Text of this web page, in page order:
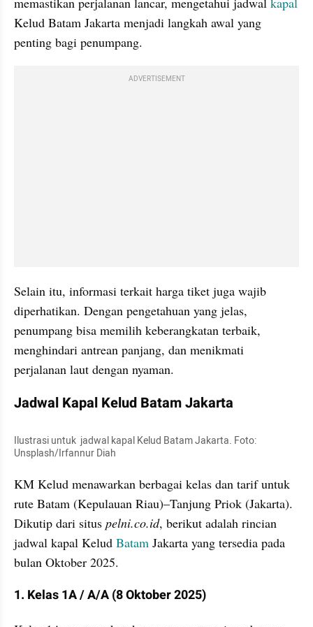
Kelud Batam Jakarta menjadi langkah awal yang
penting bagi penumpang.
ADVERTISEMENT
Selain itu, informasi terkait harga tiket juga wajib
diperhatikan. Dengan pengetahuan yang jelas,
penumpang bisa memilih keberangkatan terbaik,
menghindari antrean panjang, dan menikmati
perjalanan laut dengan nyaman.
Jadwal Kapal Kelud Batam Jakarta
Ilustrasi untuk  jadwal kapal Kelud Batam Jakarta. Foto:
Unsplash/Irfannur Diah
KM Kelud menawarkan berbagai kelas dan tarif untuk
rute Batam (Kepulauan Riau)–Tanjung Priok (Jakarta).
Dikutip dari situs pelni.co.id, berikut adalah rincian
jadwal kapal Kelud Batam Jakarta yang tersedia pada
bulan Oktober 2025.
1. Kelas 1A / A/A (8 Oktober 2025)